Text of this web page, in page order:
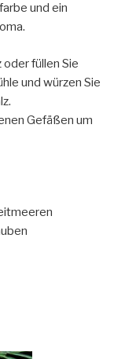
und ein
füllen Sie
und würzen Sie
Gefäßen um